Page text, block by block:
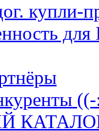
купли-